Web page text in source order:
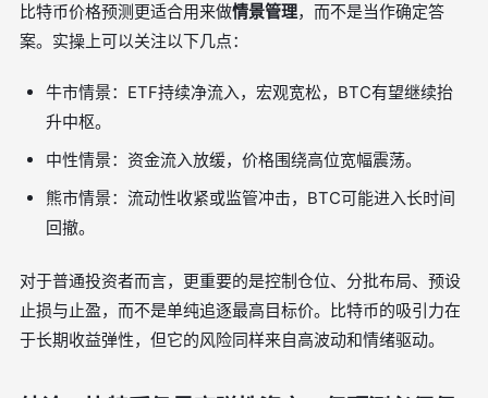
比特币价格预测更适合用来做情景管理，而不是当作确定答
案。实操上可以关注以下几点：
牛市情景：ETF持续净流入，宏观宽松，BTC有望继续抬
升中枢。
中性情景：资金流入放缓，价格围绕高位宽幅震荡。
熊市情景：流动性收紧或监管冲击，BTC可能进入长时间
回撤。
对于普通投资者而言，更重要的是控制仓位、分批布局、预设
止损与止盈，而不是单纯追逐最高目标价。比特币的吸引力在
于长期收益弹性，但它的风险同样来自高波动和情绪驱动。